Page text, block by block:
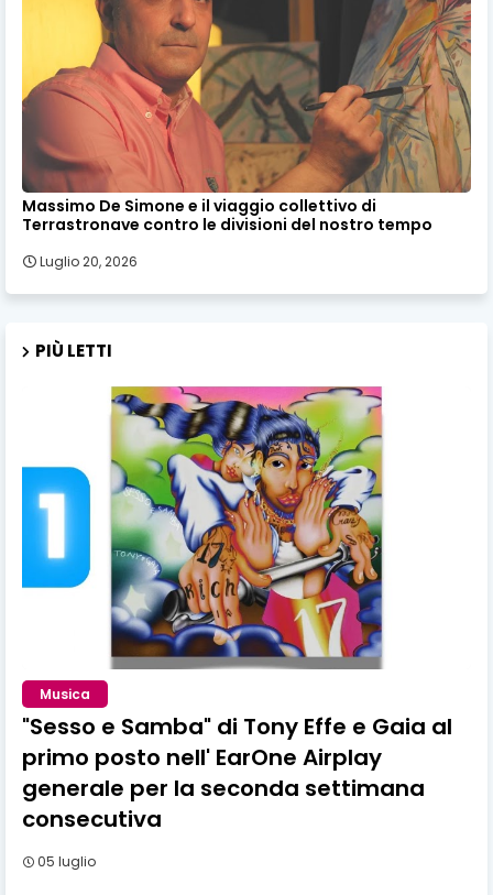
Massimo De Simone e il viaggio collettivo di
Terrastronave contro le divisioni del nostro tempo
Luglio 20, 2026
PIÙ LETTI
Musica
"Sesso e Samba" di Tony Effe e Gaia al
primo posto nell' EarOne Airplay
generale per la seconda settimana
consecutiva
05 luglio